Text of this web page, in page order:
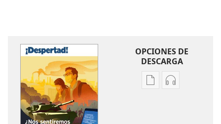
OPCIONES DE
DESCARGA
OpcionesOpciones